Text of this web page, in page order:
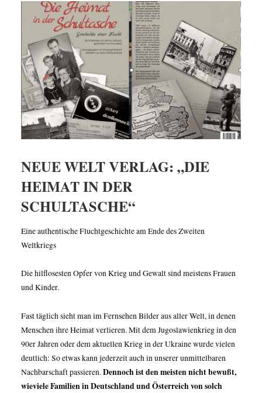
NEUE WELT VERLAG: „DIE
HEIMAT IN DER
SCHULTASCHE“
Eine authentische Fluchtgeschichte am Ende des Zweiten
Weltkriegs
Die hilflosesten Opfer von Krieg und Gewalt sind meistens Frauen
und Kinder.
Fast täglich sieht man im Fernsehen Bilder aus aller Welt, in denen
Menschen ihre Heimat verlieren. Mit dem Jugoslawienkrieg in den
90er Jahren oder dem aktuellen Krieg in der Ukraine wurde vielen
deutlich: So etwas kann jederzeit auch in unserer unmittelbaren
Nachbarschaft passieren.Dennoch ist den meisten nicht bewußt,
wieviele Familien in Deutschland und Österreich von solch